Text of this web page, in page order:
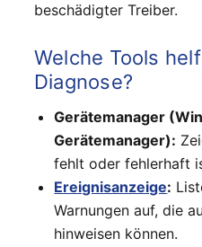
beschädigter Treiber.
Welche Tools
Diagnose?
Gerätemanager
Gerätemanager):
fehlt oder fehlerhaft
Ereignisanzeige:
Warnungen auf, die
hinweisen können.